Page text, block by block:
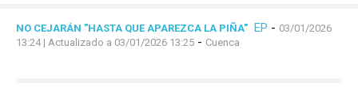
NO CEJARÁN "HASTA QUE APAREZCA LA PIÑA" EP - 03/01/2026
13:24| Actualizado a 03/01/2026 13:25 - Cuenca